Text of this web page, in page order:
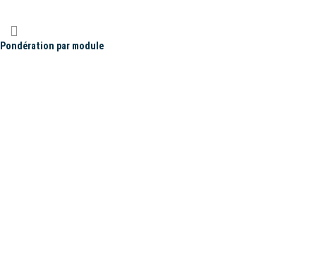
Pondération par module